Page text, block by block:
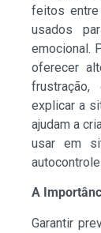
feitos
usados
emocional.
oferecer
explicar a
ajudam a
usar em
A
Garantir